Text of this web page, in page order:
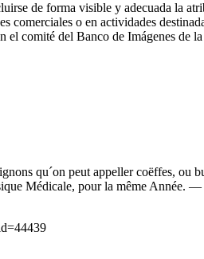
de forma visible y adecuada la
comerciales o en actividades
el comité del Banco de Imágenes de
qu´on peut appeller coëffes,
Médicale, pour la même Année.